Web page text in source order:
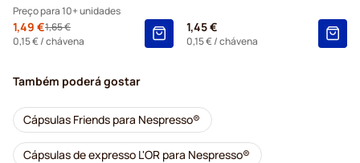
Preço para 10+ unidades
Special Price
1,49 €Regular Price
1,65 €
0,15 €/ chávena
10+ 1,45 €
0,15 €/ chávena
Também poderá gostar
Cápsulas Friends para Nespresso®
Cápsulas de expresso L'OR para Nespresso®